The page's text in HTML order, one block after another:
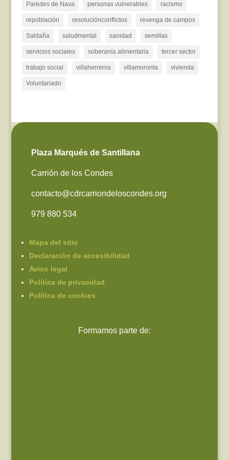
Paredes de Nava personas vulnerables racismo
repoblación resoluciónconflictos revenga de campos
Saldaña saludmental sanidad semillas
servicios sociales soberanía alimentaria tercer sector
trabajo social villaherreros villamoronta vivienda
Voluntariado
Plaza Marqués de Santillana
Carrión de los Condes
contacto@cdrcarriondeloscondes.org
979 880 534
Mapa del sitio
Declaración de accesibilidad
Aviso legal
Política de privacidad
Política de cookies
Formamos parte de: